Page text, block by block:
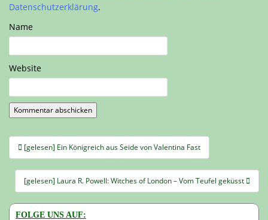
Datenschutzerklärung.
Name
Website
Beitragsnavigation
[gelesen] Ein Königreich aus Seide von Valentina Fast
[gelesen] Laura R. Powell: Witches of London – Vom Teufel geküsst
FOLGE UNS AUF: